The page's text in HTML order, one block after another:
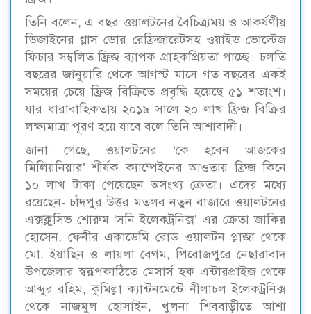
তিনি বলেন, এ বছর ওয়ালটনের বৈচিত্র্যময় ও আকর্ষণীয়
ডিজাইনের গ্লাস ডোর রেফ্রিজারেটসহ ওয়াইড ভোল্টেজ
ফিচার সম্বলিত ফ্রিজ ব্যাপক গ্রাহকপ্রিয়তা পাচ্ছে। চলতি
বছরের জানুয়ারি থেকে আগস্ট মাসে গত বছরের একই
সময়ের চেয়ে ফ্রিজ বিক্রিতে প্রবৃদ্ধি হয়েছে ৫১ শতাংশ।
যার ধারাবাহিকতায় ২০১৯ সালে ২০ লাখ ফ্রিজ বিক্রির
লক্ষ্যমাত্রা পূরণ হয়ে যাবে বলে তিনি আশাবাদী।
জানা গেছে, ওয়ালটনের ‘কে হবেন আজকের
মিলিয়নিয়ার’ শীর্ষক ক্যাম্পেইনের আওতায় ফ্রিজ কিনে
১০ লাখ টাকা পেয়েছেন অসংখ্য ক্রেতা। এদের মধ্যে
রয়েছেন- চাঁদপুর উত্তর মতলব নতুন বাজারে ওয়ালটনের
এক্সক্লুসিভ শোরুম ‘সনি ইলেকট্রনিক্স’ এর ক্রেতা জাকির
হোসেন, ফেনীর একাডেমি রোড ওয়ালটন প্লাজা থেকে
মো. ইয়াছিন ও লায়লা বেগম, পিরোজপুরে নেছারাবাদ
উপজেলার স্বরূপকাঠিতে মেসার্স হক এন্টারপ্রাইজ থেকে
আব্দুর রহিম, কুমিল্লা ক্যান্টনমেন্টে নীলাচল ইলেকট্রনিক্স
থেকে নাজমুল হোসাইন, খুলনা শিববাড়ীতে আশা